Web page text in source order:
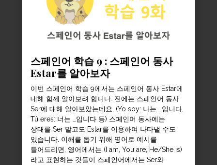
스페인어 학습 9 : 스페인어 동사
Estar를 알아보자
이번 스페인어 학습 9에서는 스페인어 동사 Estar에
대해 함께 알아보려 합니다. 전에는 스페인어 동사
Ser에 대해 알아보았는데요, (Yo soy: 나는 …입니다,
Tú eres: 너는 …입니다 등) 스페인어 동사에는
상태를 Ser 말고도 Estar를 이용하여 나타낼 수도
있습니다. 이해를 돕기 위해 영어로 예시를
들어드리면, 영어에서는 (I am, You are, He/She is)
라고 표현하는 것들이 스페인어에서는 Ser와